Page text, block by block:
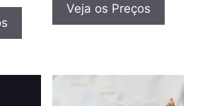
Veja os Preços